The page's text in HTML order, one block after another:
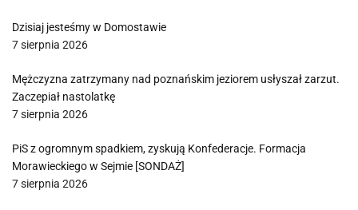
Dzisiaj jesteśmy w Domostawie
7 sierpnia 2026
Mężczyzna zatrzymany nad poznańskim jeziorem usłyszał zarzut.
Zaczepiał nastolatkę
7 sierpnia 2026
PiS z ogromnym spadkiem, zyskują Konfederacje. Formacja
Morawieckiego w Sejmie [SONDAŻ]
7 sierpnia 2026